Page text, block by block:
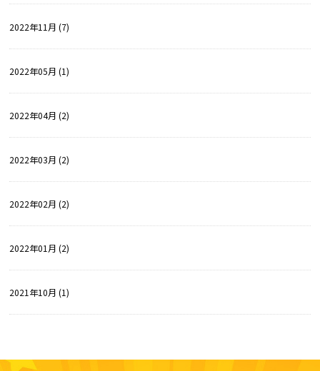
2022年11月 (7)
2022年05月 (1)
2022年04月 (2)
2022年03月 (2)
2022年02月 (2)
2022年01月 (2)
2021年10月 (1)